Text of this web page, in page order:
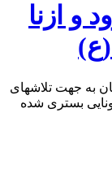
و ازنا
(ع)
به جهت تلاشهای
بستری شده